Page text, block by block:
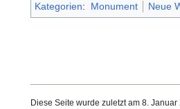
Kategorien: Monument Neue
Diese Seite wurde zuletzt am 8.